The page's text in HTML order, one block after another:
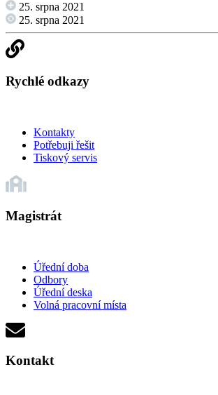
25. srpna 2021
25. srpna 2021
Rychlé odkazy
Kontakty
Potřebuji řešit
Tiskový servis
Magistrát
Úřední doba
Odbory
Úřední deska
Volná pracovní místa
Kontakt